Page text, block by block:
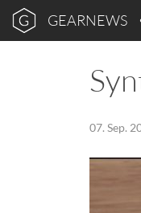
GEARNEWS
07. Sep.